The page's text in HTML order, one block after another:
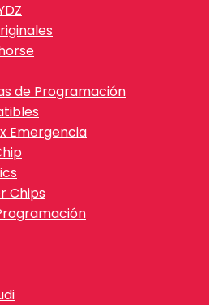
de Programación
Emergencia
Chips